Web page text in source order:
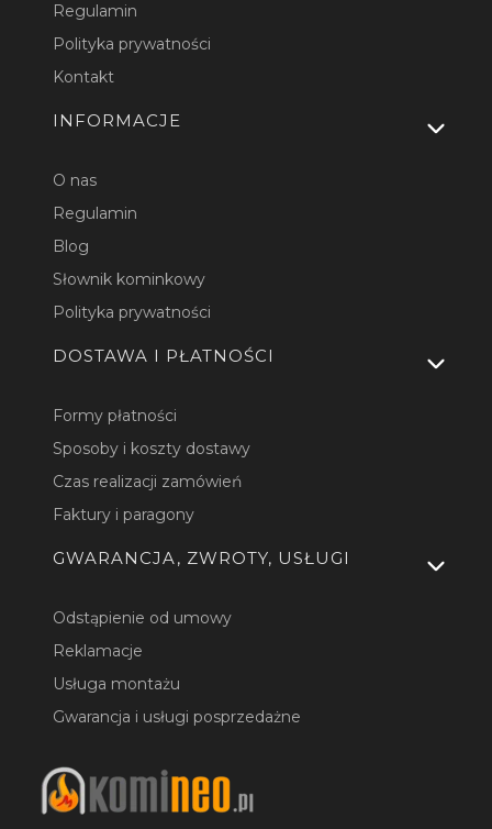
Regulamin
Polityka prywatności
Kontakt
INFORMACJE
O nas
Regulamin
Blog
Słownik kominkowy
Polityka prywatności
DOSTAWA I PŁATNOŚCI
Formy płatności
Sposoby i koszty dostawy
Czas realizacji zamówień
Faktury i paragony
GWARANCJA, ZWROTY, USŁUGI
Odstąpienie od umowy
Reklamacje
Usługa montażu
Gwarancja i usługi posprzedażne